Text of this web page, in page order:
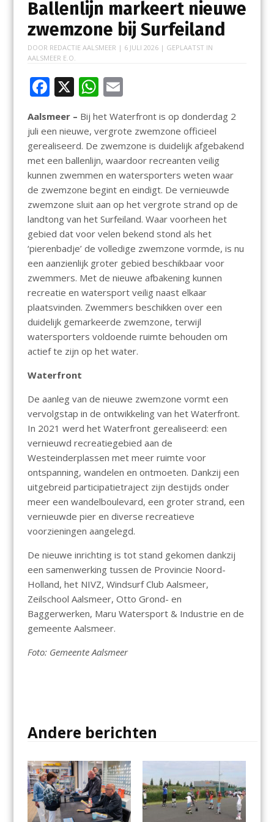
Ballenlijn markeert nieuwe
zwemzone bij Surfeiland
DOOR REDACTIE AALSMEER | 6 JULI 2026| GEPLAATST IN
AALSMEER E.O.
F
e
b
o
o
k
X W
at
s
A
p
p
E
m
ai
l
Aalsmeer – Bij het Waterfront is op donderdag 2
juli een nieuwe, vergrote zwemzone officieel
gerealiseerd. De zwemzone is duidelijk afgebakend
met een ballenlijn, waardoor recreanten veilig
kunnen zwemmen en watersporters weten waar
de zwemzone begint en eindigt. De vernieuwde
zwemzone sluit aan op het vergrote strand op de
landtong van het Surfeiland. Waar voorheen het
gebied dat voor velen bekend stond als het
‘pierenbadje’ de volledige zwemzone vormde, is nu
een aanzienlijk groter gebied beschikbaar voor
zwemmers. Met de nieuwe afbakening kunnen
recreatie en watersport veilig naast elkaar
plaatsvinden. Zwemmers beschikken over een
duidelijk gemarkeerde zwemzone, terwijl
watersporters voldoende ruimte behouden om
actief te zijn op het water.
Waterfront
De aanleg van de nieuwe zwemzone vormt een
vervolgstap in de ontwikkeling van het Waterfront.
In 2021 werd het Waterfront gerealiseerd: een
vernieuwd recreatiegebied aan de
Westeinderplassen met meer ruimte voor
ontspanning, wandelen en ontmoeten. Dankzij een
uitgebreid participatietraject zijn destijds onder
meer een wandelboulevard, een groter strand, een
vernieuwde pier en diverse recreatieve
voorzieningen aangelegd.
De nieuwe inrichting is tot stand gekomen dankzij
een samenwerking tussen de Provincie Noord-
Holland, het NIVZ, Windsurf Club Aalsmeer,
Zeilschool Aalsmeer, Otto Grond- en
Baggerwerken, Maru Watersport & Industrie en de
gemeente Aalsmeer.
Foto: Gemeente Aalsmeer
Andere berichten